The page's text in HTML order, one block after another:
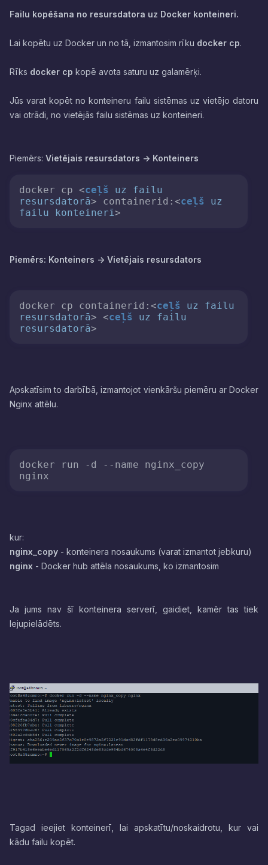
Failu kopēšana no resursdatora uz Docker konteineri.
Lai kopētu uz Docker un no tā, izmantosim rīku docker cp.
Rīks docker cp kopē avota saturu uz galamērķi.
Jūs varat kopēt no konteineru failu sistēmas uz vietējo datoru
vai otrādi, no vietējās failu sistēmas uz konteineri.
Piemērs: Vietējais resursdators -> Konteiners
docker cp <ceļš uz
failu
resursdatorā> containerid: <ceļš
uz
failu
konteinerī>
Piemērs: Konteiners -> Vietējais resursdators
docker cp containerid: <ceļš uz
failu
resursdatorā> <ceļš uz
failu
resursdatorā>
Apskatīsim to darbībā, izmantojot vienkāršu piemēru ar Docker
Nginx attēlu.
docker run -d --name nginx_copy
kur:
nginx_copy - konteinera nosaukums (varat izmantot jebkuru)
nginx - Docker hub attēla nosaukums, ko izmantosim
Ja jums nav šī konteinera serverī, gaidiet, kamēr tas tiek
lejupielādēts.
Tagad ieejiet konteinerī, lai apskatītu/noskaidrotu, kur vai
kādu failu kopēt.